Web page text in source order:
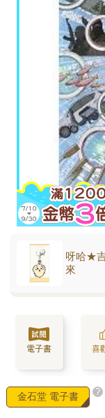
呀哈★
來
電子書 喜
金石堂 電子書 ?